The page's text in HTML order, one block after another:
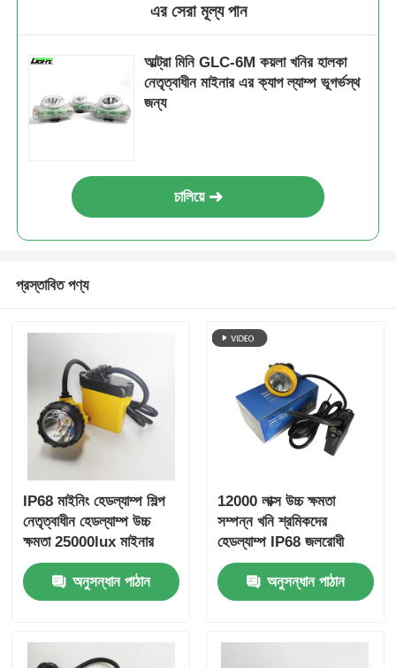
এর সেরা মূল্য পান
আল্ট্রা মিনি GLC-6M কয়লা খনির হালকা
নেতৃত্বাধীন মাইনার এর ক্যাপ ল্যাম্প ভূগর্ভস্থ
জন্য
চালিয়ে
প্রস্তাবিত পণ্য
IP68 মাইনিং হেডল্যাম্প শিল্প
নেতৃত্বাধীন হেডল্যাম্প উচ্চ
ক্ষমতা 25000lux মাইনার
হেলমেট লাইট 348Lm
20hrs রানটাইম মাইনিং ল্যাম্প
অনুসন্ধান পাঠান
12000 লাক্স উচ্চ ক্ষমতা
সম্পন্ন খনি শ্রমিকদের
হেডল্যাম্প IP68 জলরোধী
বিস্ফোরক-প্রমাণ মাইনিং
এলইডি লাইটঅনুসন্ধান পাঠান